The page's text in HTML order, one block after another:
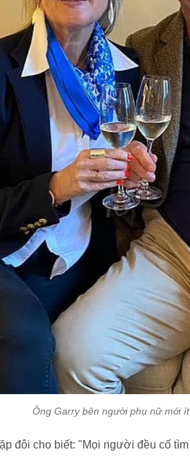
Ông Garry bên người phụ nữ mới
đôi cho biết: "Mọi người đều cố